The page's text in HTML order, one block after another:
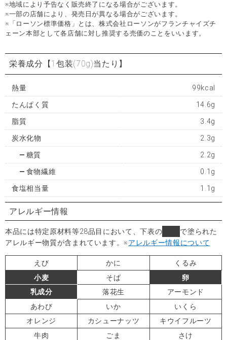
※地域により予告なく販売終了になる場合がございます。
※一部の店舗により、発売日が異なる場合がございます。
※「ローソン標準価格」とは、株式会社ローソンがフランチャイズチ
ェーン本部として各店舗に対し推奨する売価のことをいいます。
栄養成分 【1包装(70g)当たり】
熱量 99kcal
たんぱく質 14.6g
脂質 3.4g
炭水化物 2.3g
糖質 2.2g
食物繊維 0.1g
食塩相当量 1.1g
アレルギー情報
本品には特定原材料等28品目において、下表の
で塗られた
アレルギー物質が含まれています。※アレルギー情報について
えび かに
くるみ
小麦
そば
卵
乳成分
落花生
アーモンド
あわび
いか
いくら
オレンジ
カシューナッツ
キウイフルーツ
牛肉
ごま
さけ